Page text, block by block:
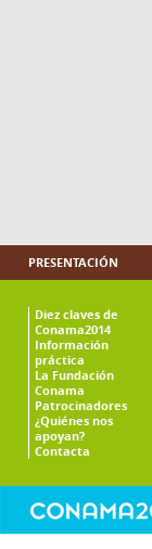
PRESENTACIÓN
Diez claves de
Conama2014
Información
práctica
La Fundación
Conama
Patrocinadores
¿Quiénes nos
apoyan?
Contacta